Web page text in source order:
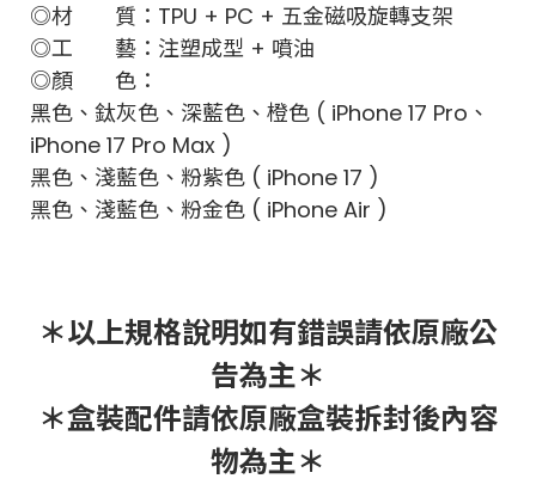
◎材 質：TPU + PC + 五金磁吸旋轉支架
◎工 藝：注塑成型 + 噴油
◎顏 色：
黑色、鈦灰色、深藍色、橙色 ( iPhone 17 Pro、
iPhone 17 Pro Max )
黑色、淺藍色、粉紫色 ( iPhone 17 )
黑色、淺藍色、粉金色 ( iPhone Air )
＊以上規格說明如有錯誤請依原廠公
告為主＊
＊盒裝配件請依原廠盒裝拆封後內容
物為主＊